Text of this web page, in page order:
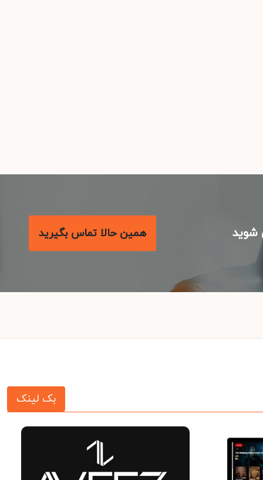
همین حالا تماس بگیرید
بک لینک